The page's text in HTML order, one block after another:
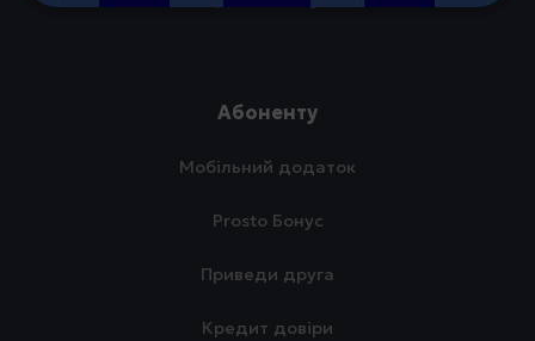
Абоненту
Мобільний додаток
Prosto Бонус
Приведи друга
Кредит довіри